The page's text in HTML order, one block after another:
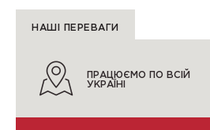
НАШІ ПЕРЕВАГИ
ПРАЦЮЄМО ПО ВСІЙ
УКРАЇНІ